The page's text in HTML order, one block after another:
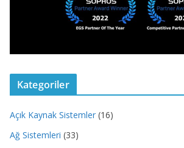
Kategoriler
Açık Kaynak Sistemler (16)
Ağ Sistemleri (33)